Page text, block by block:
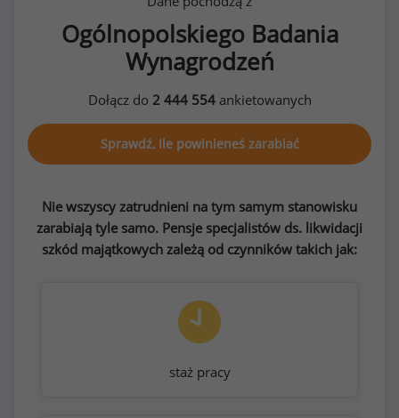
Ogólnopolskiego Badania
Wynagrodzeń
Dołącz do 2 444 554ankietowanych
Sprawdź, ile powinieneś zarabiać
Nie wszyscy zatrudnieni na tym samym stanowisku
zarabiają tyle samo. Pensje specjalistów ds. likwidacji
szkód majątkowych zależą od czynników takich jak:
staż pracy